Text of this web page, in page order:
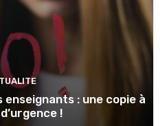
: une copie à
!